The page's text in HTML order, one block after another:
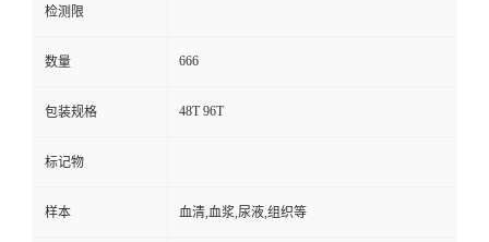
检测限
数量 666
包装规格 48T 96T
标记物
样本 血清,血浆,尿液,组织等